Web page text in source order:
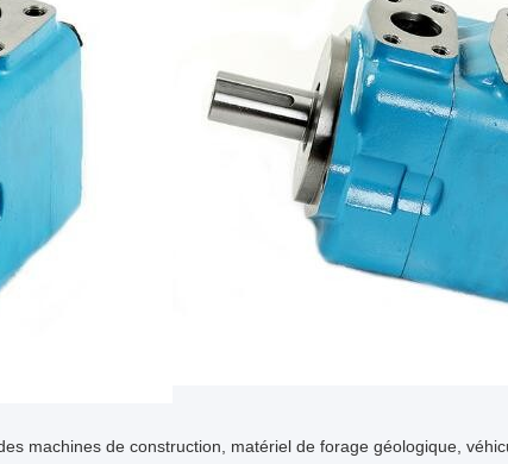
machines de construction, matériel de forage géologique,